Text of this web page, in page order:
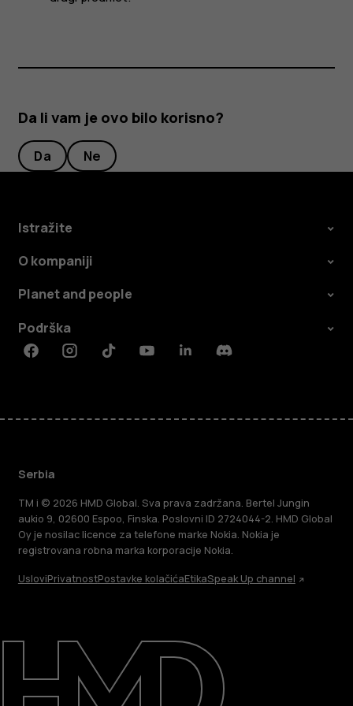
O kompaniji
Podrška
Da li vam je ovo bilo korisno?
Da Ne
Istražite
O kompaniji
Planet and people
Podrška
FacebookInstagramTiktokYoutubeLinkedinDiscord
Serbia
TM i © 2026 HMD Global. Sva prava zadržana. Bertel Jungin
aukio 9, 02600 Espoo, Finska. Poslovni ID 2724044-2. HMD Global
Oy je nosilac licence za telefone marke Nokia. Nokia je
registrovana robna marka korporacije Nokia.
UsloviPrivatnostPostavke kolačićaEtikaSpeak Up channel